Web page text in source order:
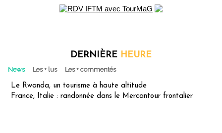
DERNIÈRE HEURE
News Les + lus Les + commentés
Le Rwanda, un tourisme à haute altitude
France, Italie : randonnée dans le Mercantour frontalier